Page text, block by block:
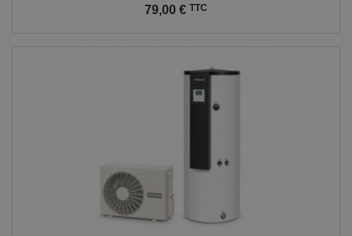
79,00 € TTC